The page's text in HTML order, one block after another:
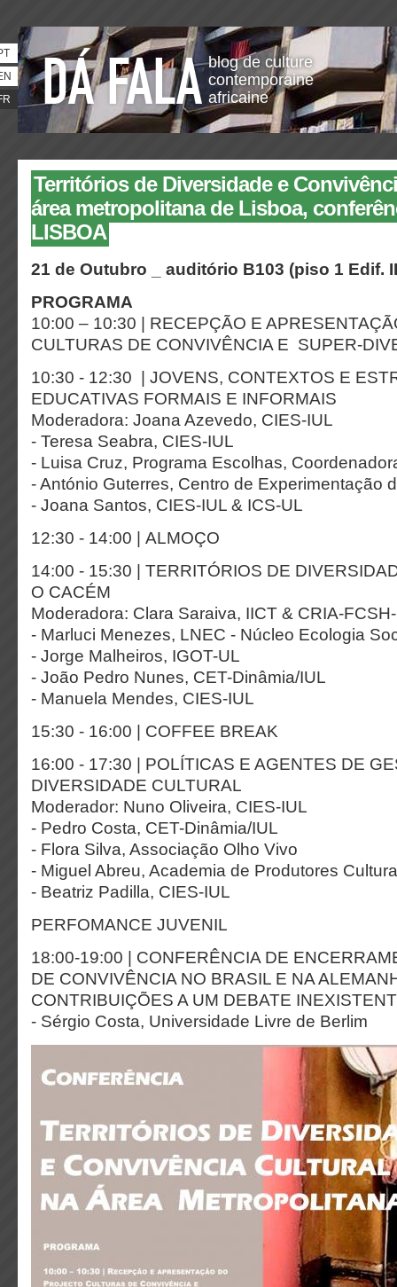
blog de culture
contemporaine
africaine
Territórios de Diversidade e
área metropolitana de Lisboa,
LISBOA
21 de Outubro _ auditório B103 (piso 1 Edif.
PROGRAMA
10:00 – 10:30 | RECEPÇÃO E
CULTURAS DE CONVIVÊNCIA E SUPER-
10:30 - 12:30 | JOVENS, CONTEXTOS E
EDUCATIVAS FORMAIS E INFORMAIS
Moderadora: Joana Azevedo, CIES-IUL
- Teresa Seabra, CIES-IUL
- Luisa Cruz, Programa Escolhas,
- António Guterres, Centro de Experimentação
- Joana Santos, CIES-IUL & ICS-UL
12:30 - 14:00 | ALMOÇO
14:00 - 15:30 | TERRITÓRIOS DE
O CACÉM
Moderadora: Clara Saraiva, IICT & CRIA-
- Marluci Menezes, LNEC - Núcleo Ecologia
- Jorge Malheiros, IGOT-UL
- João Pedro Nunes, CET-Dinâmia/IUL
- Manuela Mendes, CIES-IUL
15:30 - 16:00 | COFFEE BREAK
16:00 - 17:30 | POLÍTICAS E AGENTES DE
DIVERSIDADE CULTURAL
Moderador: Nuno Oliveira, CIES-IUL
- Pedro Costa, CET-Dinâmia/IUL
- Flora Silva, Associação Olho Vivo
- Miguel Abreu, Academia de Produtores
- Beatriz Padilla, CIES-IUL
PERFOMANCE JUVENIL
18:00-19:00 | CONFERÊNCIA DE
DE CONVIVÊNCIA NO BRASIL E NA
CONTRIBUIÇÕES A UM DEBATE
- Sérgio Costa, Universidade Livre de Berlim